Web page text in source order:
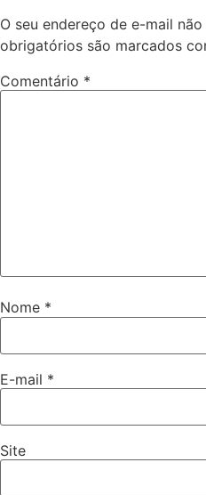
O seu endereço de e-mail
obrigatórios são marcados
Comentário *
Nome *
E-mail *
Site